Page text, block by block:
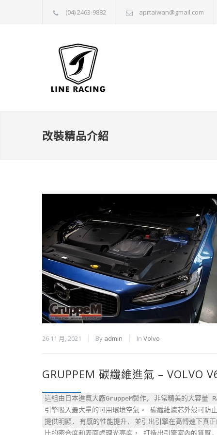
(04) 2463-9882 aprtaiwan@gmail.com
改裝精品介紹
26 11 月, 2021 By admin In Volvo
GRUPPEM 碳纖維進氣 – VOLVO
這組由日本進氣大廠GruppeM製作, 非常精美的大容
引擎吸入最大量的可用環境空氣。 碳纖維濾芯外殼可
提供明顯, 有感的性能提升, 並引出引擎在高轉速下真